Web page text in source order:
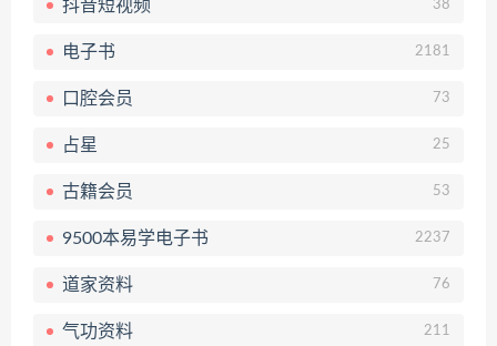
抖音短视频 38
电子书 2181
口腔会员 73
占星 25
古籍会员 53
9500本易学电子书 2237
道家资料 76
气功资料 211